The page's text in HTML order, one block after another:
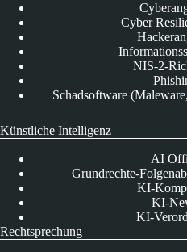
Cyber
NIS-2-
Schadsoftware
Künstliche Intelligenz
AI
Grundrechte-
KI-
KI-
KI-
Rechtsprechung